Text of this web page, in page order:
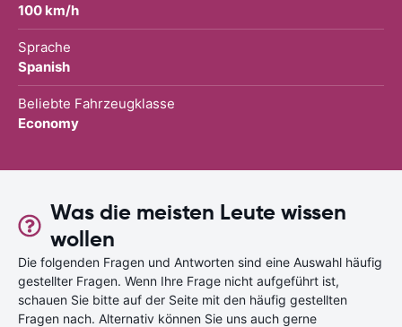
100 km/h
Sprache
Spanish
Beliebte Fahrzeugklasse
Economy
Was die meisten Leute wissen
wollen
Die folgenden Fragen und Antworten sind eine Auswahl häufig
gestellter Fragen. Wenn Ihre Frage nicht aufgeführt ist,
schauen Sie bitte auf der Seite mit den häufig gestellten
Fragen nach. Alternativ können Sie uns auch gerne